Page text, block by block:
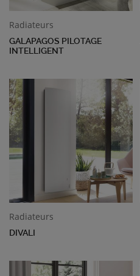
Radiateurs
GALAPAGOS PILOTAGE
INTELLIGENT
Radiateurs
DIVALI